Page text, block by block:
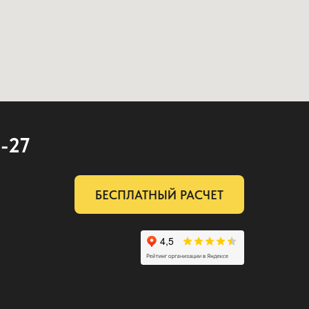
БЕСПЛАТНЫЙ РАСЧЕТ
27